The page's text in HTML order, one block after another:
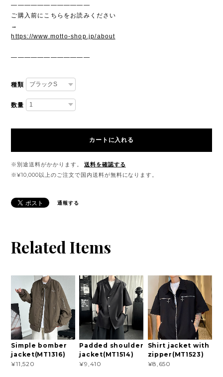
————————————
ご購入前にこちらをお読みください
→
https://www.motto-shop.jp/about
————————————
種類
数量
カートに入れる
※別途送料がかかります。
送料を確認する
※¥10,000以上のご注文で国内送料が無料になります。
通報する
Related Items
Simple bomber
jacket(MT1316)
¥11,520
Padded shoulder
jacket(MT1514)
¥9,410
Shirt jacket with
zipper(MT1523)
¥8,650